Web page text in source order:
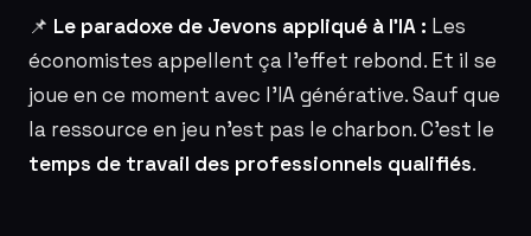
📌 Le paradoxe de Jevons appliqué à l’IA : Les
économistes appellent ça l’effet rebond. Et il se
joue en ce moment avec l’IA générative. Sauf que
la ressource en jeu n’est pas le charbon. C’est le
temps de travail des professionnels qualifiés.